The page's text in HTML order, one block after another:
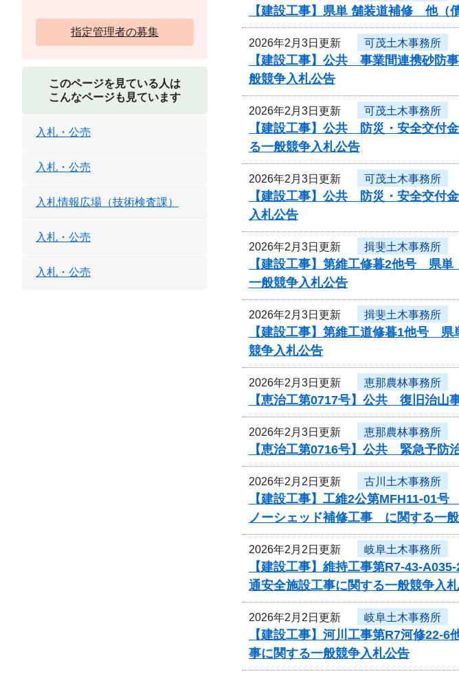
【建設工事】県単 舗装道補修 他（
2026年2月3日更新 可茂土木事務所
【建設工事】公共 事業間連携砂防
般競争入札公告
2026年2月3日更新 可茂土木事務所
【建設工事】公共 防災・安全交付
る一般競争入札公告
2026年2月3日更新 可茂土木事務所
【建設工事】公共 防災・安全交付
入札公告
2026年2月3日更新 揖斐土木事務所
【建設工事】第維工修暮2他号 県
一般競争入札公告
2026年2月3日更新 揖斐土木事務所
【建設工事】第維工道修暮1他号
競争入札公告
2026年2月3日更新 恵那農林事務所
【恵治工第0717号】公共 復旧治山
2026年2月3日更新 恵那農林事務所
【恵治工第0716号】公共 緊急予防
2026年2月2日更新 古川土木事務所
【建設工事】工維2公第MFH11-01
ノーシェッド補修工事 に関する一
2026年2月2日更新 岐阜土木事務所
【建設工事】維持工事第R7-43-
通安全施設工事に関する一般競争入
2026年2月2日更新 岐阜土木事務所
【建設工事】河川工事第R7河修
事に関する一般競争入札公告
指定管理者の募集
このページを見ている人は
こんなページも見ています
入札・公売
入札・公売
入札情報広場（技術検査課）
入札・公売
入札・公売